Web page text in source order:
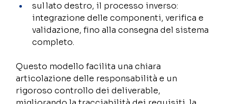
sul lato destro, il processo inverso:
integrazione delle componenti, verifica e
validazione, fino alla consegna del sistema
completo.
Questo modello facilita una chiara
articolazione delle responsabilità e un
rigoroso controllo dei deliverable,